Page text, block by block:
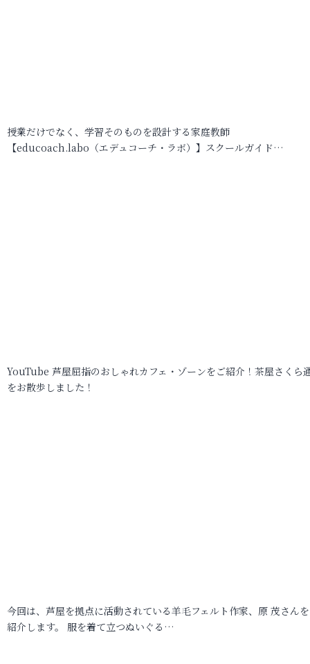
授業だけでなく、学習そのものを設計する家庭教師
【educoach.labo（エデュコーチ・ラボ）】スクールガイド…
YouTube 芦屋屈指のおしゃれカフェ・ゾーンをご紹介！茶屋さくら
をお散歩しました！
今回は、芦屋を拠点に活動されている羊毛フェルト作家、原 茂さん
紹介します。 服を着て立つぬいぐる…